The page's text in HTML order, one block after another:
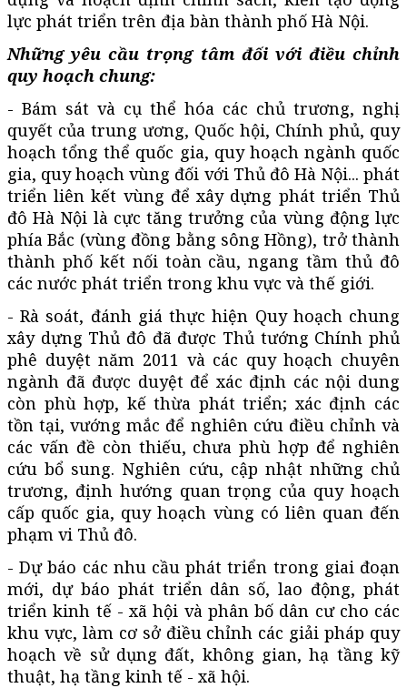
lực phát triển trên địa bàn thành phố Hà Nội.
Những yêu cầu trọng tâm đối với điều chỉnh
quy hoạch chung:
- Bám sát và cụ thể hóa các chủ trương, nghị
quyết của trung ương, Quốc hội, Chính phủ, quy
hoạch tổng thể quốc gia, quy hoạch ngành quốc
gia, quy hoạch vùng đối với Thủ đô Hà Nội... phát
triển liên kết vùng để xây dựng phát triển Thủ
đô Hà Nội là cực tăng trưởng của vùng động lực
phía Bắc (vùng đồng bằng sông Hồng), trở thành
thành phố kết nối toàn cầu, ngang tầm thủ đô
các nước phát triển trong khu vực và thế giới.
- Rà soát, đánh giá thực hiện Quy hoạch chung
xây dựng Thủ đô đã được Thủ tướng Chính phủ
phê duyệt năm 2011 và các quy hoạch chuyên
ngành đã được duyệt để xác định các nội dung
còn phù hợp, kế thừa phát triển; xác định các
tồn tại, vướng mắc để nghiên cứu điều chỉnh và
các vấn đề còn thiếu, chưa phù hợp để nghiên
cứu bổ sung. Nghiên cứu, cập nhật những chủ
trương, định hướng quan trọng của quy hoạch
cấp quốc gia, quy hoạch vùng có liên quan đến
phạm vi Thủ đô.
- Dự báo các nhu cầu phát triển trong giai đoạn
mới, dự báo phát triển dân số, lao động, phát
triển kinh tế - xã hội và phân bố dân cư cho các
khu vực, làm cơ sở điều chỉnh các giải pháp quy
hoạch về sử dụng đất, không gian, hạ tầng kỹ
thuật, hạ tầng kinh tế - xã hội.